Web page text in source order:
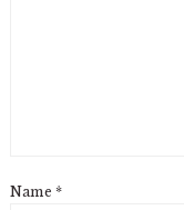
Name*